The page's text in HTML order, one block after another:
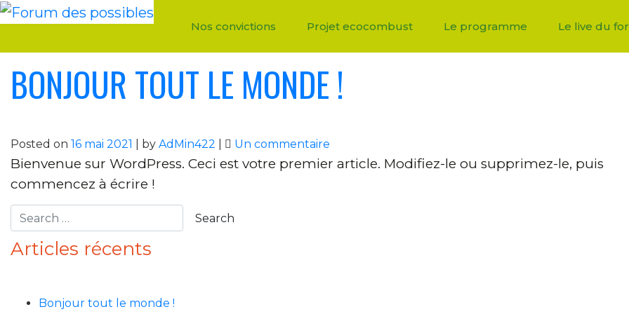
Skip
to
Nos convictions Projet ecocombust Le programme Le live du
Auteur/autrice : AdMin422
BONJOUR TOUT LE MONDE !
Posted on 16 mai 2021 by AdMin422 Un commentaire
Bonjour
Bienvenue sur WordPress. Ceci est votre premier article. Modifiez-le ou supprimez-le, puis
commencez à écrire !
Articles récents
Bonjour tout le monde !